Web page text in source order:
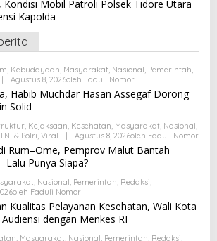
Kondisi Mobil Patroli Polsek Tidore Utara
Kapolda
, Kebudayaan, Masyarakat, Nasional, Pemerintah,
Agustus 8, 2026Oleh Faduli Nomor
Habib Muchdar Hasan Assegaf Dorong
Solid
, Kejaksaan, Kesehatan, Masyarakat, Nasional,
TNI & Polri, Viral Agustus 8, 2026Oleh Faduli Nomor
Rum–Ome, Pemprov Malut Bantah
Punya Siapa?
, Nasional, Pemerintah, Redaksi,
Oleh Faduli Nomor
Kualitas Pelayanan Kesehatan, Wali Kota
dengan Menkes RI
, Masyarakat, Nasional, Pemerintah, Redaksi,